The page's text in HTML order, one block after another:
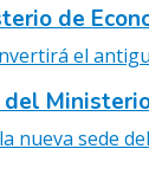
de
el
del
nueva sede